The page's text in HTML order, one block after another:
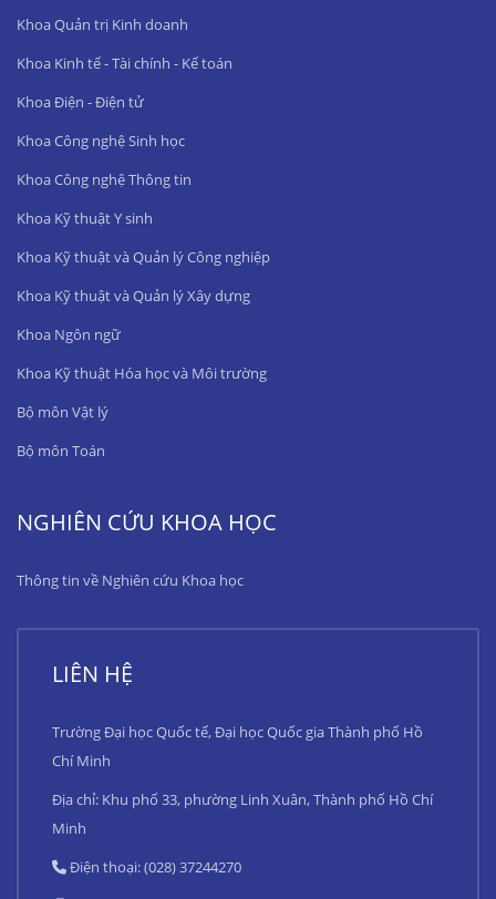
Khoa Quản trị Kinh doanh
Khoa Kinh tế - Tài chính - Kế toán
Khoa Điện - Điện tử
Khoa Công nghệ Sinh học
Khoa Công nghệ Thông tin
Khoa Kỹ thuật Y sinh
Khoa Kỹ thuật và Quản lý Công nghiệp
Khoa Kỹ thuật và Quản lý Xây dựng
Khoa Ngôn ngữ
Khoa Kỹ thuật Hóa học và Môi trường
Bộ môn Vật lý
Bộ môn Toán
NGHIÊN CỨU KHOA HỌC
Thông tin về Nghiên cứu Khoa học
LIÊN HỆ
Trường Đại học Quốc tế, Đại học Quốc gia Thành phố Hồ
Chí Minh
Địa chỉ: Khu phố 33, phường Linh Xuân, Thành phố Hồ Chí
Minh
Điện thoại: (028) 37244270